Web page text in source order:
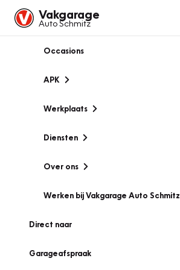
Vakgarage
Auto Schmitz
Occasions
APK
Werkplaats
Diensten
Over ons
Werken bij Vakgarage Auto Schmitz
Direct naar
Garageafspraak